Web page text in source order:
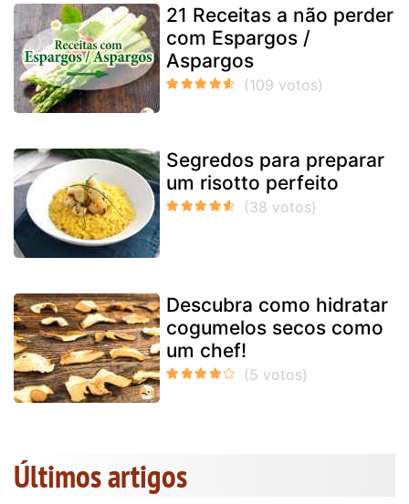
21 Receitas a não perder
com Espargos /
Aspargos
Segredos para preparar
um risotto perfeito
Descubra como hidratar
cogumelos secos como
um chef!
Últimos artigos